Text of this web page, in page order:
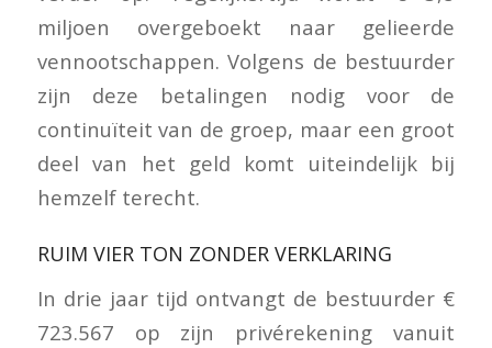
miljoen overgeboekt naar gelieerde
vennootschappen. Volgens de bestuurder
zijn deze betalingen nodig voor de
continuïteit van de groep, maar een groot
deel van het geld komt uiteindelijk bij
hemzelf terecht.
RUIM VIER TON ZONDER VERKLARING
In drie jaar tijd ontvangt de bestuurder €
723.567 op zijn privérekening vanuit